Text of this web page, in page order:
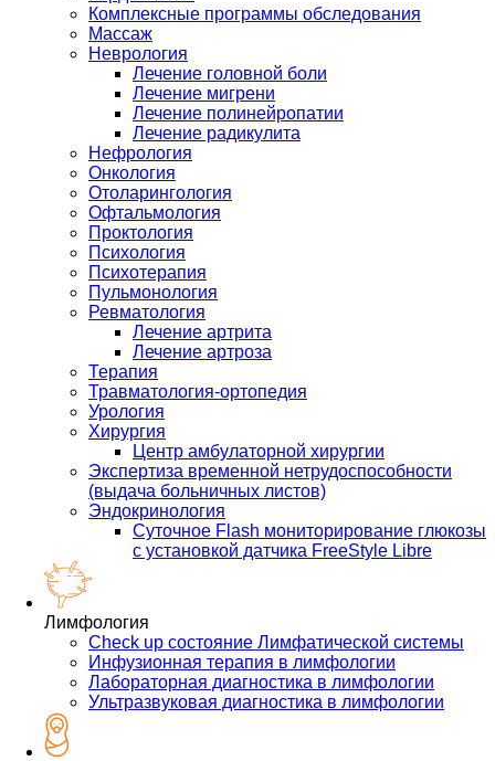
Комплексные программы обследования
Массаж
Неврология
Лечение головной боли
Лечение мигрени
Лечение полинейропатии
Лечение радикулита
Нефрология
Онкология
Отоларингология
Офтальмология
Проктология
Психология
Психотерапия
Пульмонология
Ревматология
Лечение артрита
Лечение артроза
Терапия
Травматология-ортопедия
Урология
Хирургия
Центр амбулаторной хирургии
Экспертиза временной нетрудоспособности
(выдача больничных листов)
Эндокринология
Суточное Flash мониторирование глюкозы
с установкой датчика FreeStyle Libre
Лимфология
Check up состояние Лимфатической системы
Инфузионная терапия в лимфологии
Лабораторная диагностика в лимфологии
Ультразвуковая диагностика в лимфологии